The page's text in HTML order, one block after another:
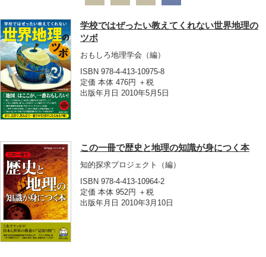
学校ではぜったい教えてくれない世界地理の
ツボ
おもしろ地理学会 （編）
ISBN 978-4-413-10975-8
定価 本体 476円 ＋税
出版年月日 2010年5月5日
この一冊で歴史と地理の知識が身につく本
知的探求プロジェクト
（編）
ISBN 978-4-413-10964-2
定価 本体 952円 ＋税
出版年月日 2010年3月10日